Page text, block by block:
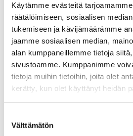
Käytämme evästeitä
räätälöimiseen, sosiaalisen
tukemiseen ja kävijämäärämme
jaamme sosiaalisen median,
alan kumppaneillemme tietoja
sivustoamme. Kumppanimme
tietoja muihin tietoihin, joita olet
kerätty, kun olet käyttänyt heidän
valinta
Välttämätön
Welcome
For over 40 years, VAKKI
Communication
been actively